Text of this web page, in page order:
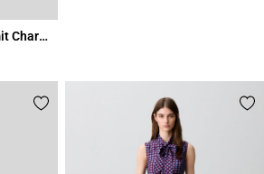
Veganer Ledergürtel mit Charms